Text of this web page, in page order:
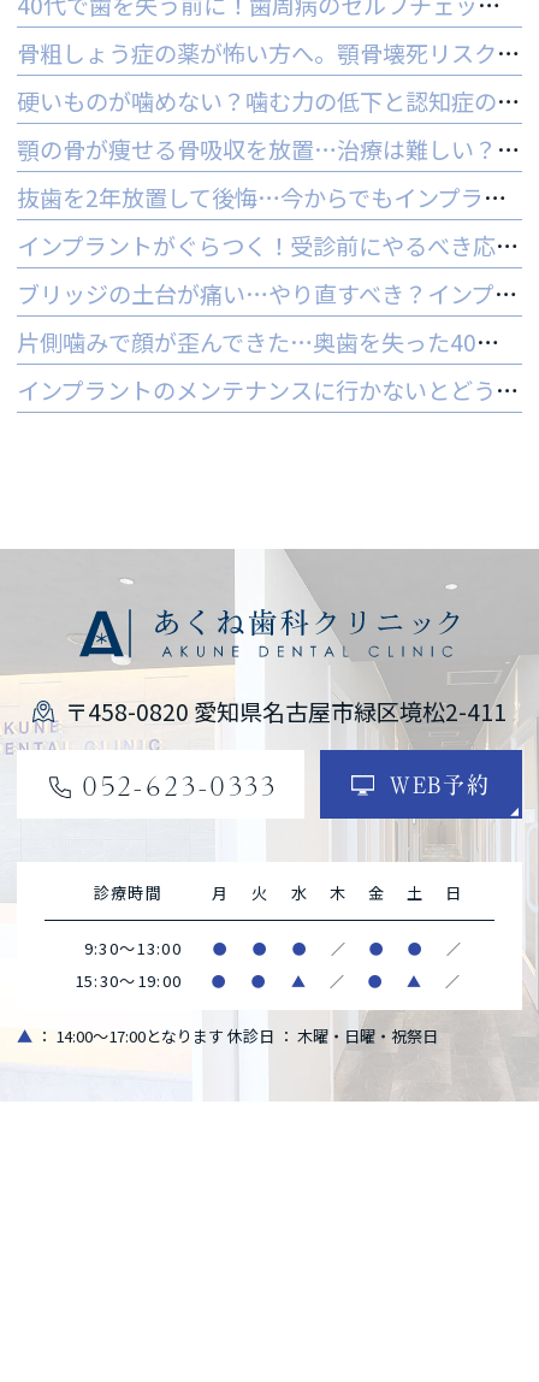
骨粗しょう症の薬が怖い方へ。顎骨壊死リスクを防ぐ3つの対策
硬いものが噛めない？噛む力の低下と認知症の関係と受診の目安
顎の骨が痩せる骨吸収を放置…治療は難しい？手遅れを防ぐ3つの対策
抜歯を2年放置して後悔…今からでもインプラントはできる？
インプラントがぐらつく！受診前にやるべき応急処置とNG行動一覧
ブリッジの土台が痛い…やり直すべき？インプラントとの判断基準を解説
片側噛みで顔が歪んできた…奥歯を失った40代女性のインプラントという選択肢
インプラントのメンテナンスに行かないとどうなる？ 他院でやってもいいの？
〒458-0820 愛知県名古屋市緑区境松2-411
052-623-0333 WEB予約
診療時間 月 火 水 木 金 土 日
9:30～13:00 ● ● ● ／ ● ● ／
15:30～19:00 ● ● ▲ ／ ● ▲ ／
▲ ： 14:00～17:00となります 休診日 ： 木曜・日曜・祝祭日